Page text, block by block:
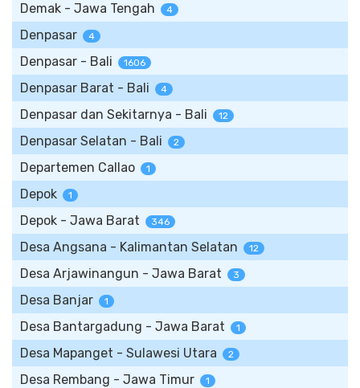
Demak - Jawa Tengah 4
Denpasar 4
Denpasar - Bali 1606
Denpasar Barat - Bali 4
Denpasar dan Sekitarnya - Bali 12
Denpasar Selatan - Bali 2
Departemen Callao 1
Depok 1
Depok - Jawa Barat 346
Desa Angsana - Kalimantan Selatan 12
Desa Arjawinangun - Jawa Barat 3
Desa Banjar 1
Desa Bantargadung - Jawa Barat 1
Desa Mapanget - Sulawesi Utara 2
Desa Rembang - Jawa Timur 1